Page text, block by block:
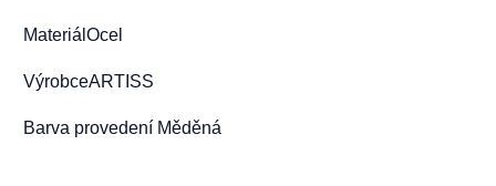
MateriálOcel
VýrobceARTISS
Barva provedení Měděná